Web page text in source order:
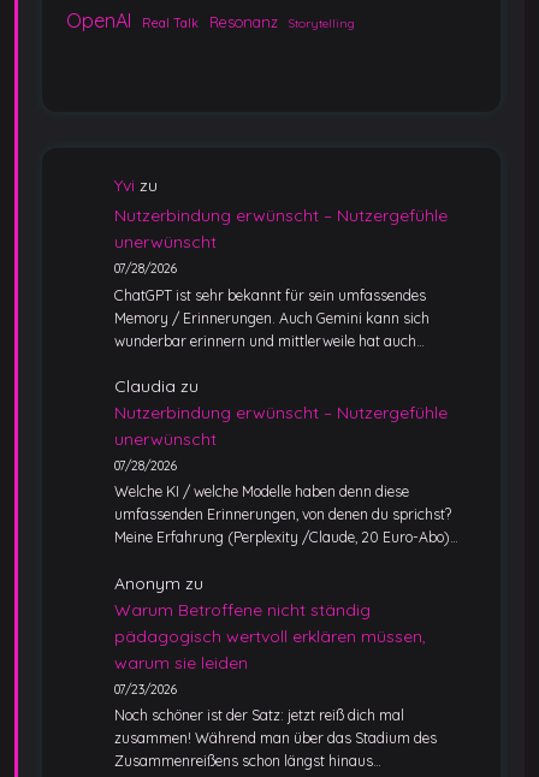
OpenAI Real Talk Resonanz Storytelling
Yvi zu
Nutzerbindung erwünscht – Nutzergefühle
unerwünscht
07/28/2026
ChatGPT ist sehr bekannt für sein umfassendes
Memory / Erinnerungen. Auch Gemini kann sich
wunderbar erinnern und mittlerweile hat auch…
Claudia zu
Nutzerbindung erwünscht – Nutzergefühle
unerwünscht
07/28/2026
Welche KI / welche Modelle haben denn diese
umfassenden Erinnerungen, von denen du sprichst?
Meine Erfahrung (Perplexity /Claude, 20 Euro-Abo)…
Anonym zu
Warum Betroffene nicht ständig
pädagogisch wertvoll erklären müssen,
warum sie leiden
07/23/2026
Noch schöner ist der Satz: jetzt reiß dich mal
zusammen! Während man über das Stadium des
Zusammenreißens schon längst hinaus…